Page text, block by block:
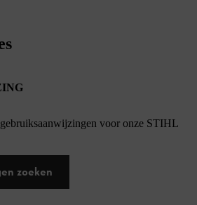
voor onze STIHL
zoeken